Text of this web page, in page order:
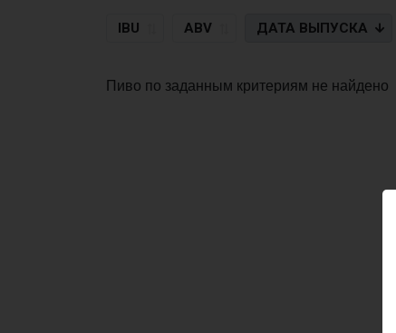
IBU ABV ДАТА ВЫПУСКА
Пиво по заданным критериям не найдено